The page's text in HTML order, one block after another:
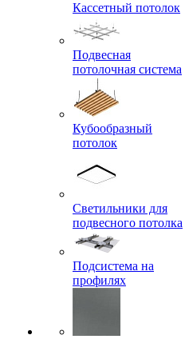
Кассетный потолок
Подвесная
потолочная система
Кубообразный
потолок
Светильники для
подвесного потолка
Подсистема на
профилях